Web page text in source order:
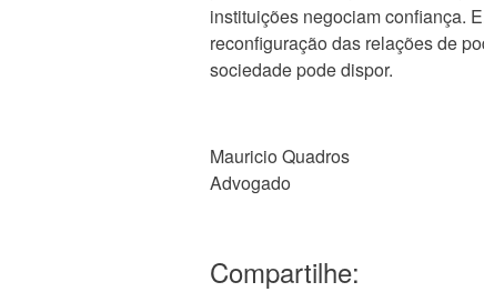
instituições negociam confiança.
reconfiguração das relações de
sociedade pode dispor.
Mauricio Quadros
Advogado
Compartilhe: